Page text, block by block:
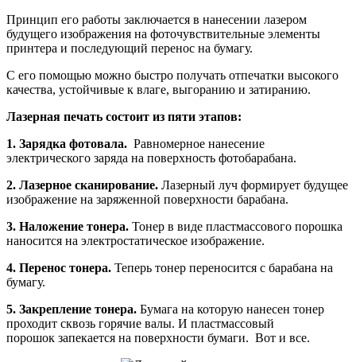
Принцип его работы заключается в нанесении лазером
будущего изображения на фоточувствительные элементы
принтера и последующий перенос на бумагу.
С его помощью можно быстро получать отпечатки высокого
качества, устойчивые к влаге, выгоранию и затиранию.
Лазерная печать состоит из пяти этапов:
1. Зарядка фотовала. Равномерное нанесение
электрического заряда на поверхность фотобарабана.
2. Лазерное сканирование. Лазерный луч формирует будущее
изображение на заряженной поверхности барабана.
3. Наложение тонера. Тонер в виде пластмассового порошка
наносится на электростатическое изображение.
4. Перенос тонера. Теперь тонер переносится с барабана на
бумагу.
5. Закрепление тонера. Бумага на которую нанесен тонер
проходит сквозь горячие валы. И пластмассовый
порошок запекается на поверхности бумаги. Вот и все.